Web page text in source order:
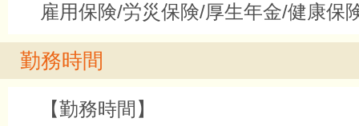
雇用保険/労災保険/厚生年金/健康保
勤務時間
【勤務時間】